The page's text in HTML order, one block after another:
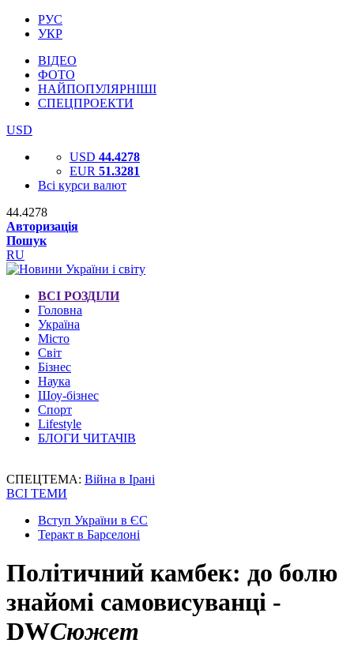
РУС
УКР
ВІДЕО
ФОТО
НАЙПОПУЛЯРНІШІ
СПЕЦПРОЕКТИ
USD
USD 44.4278
EUR 51.3281
Всі курси валют
44.4278
Авторизація
Пошук
RU
ВСІ РОЗДІЛИ
Головна
Україна
Місто
Світ
Бізнес
Наука
Шоу-бізнес
Спорт
Lifestyle
БЛОГИ ЧИТАЧІВ
СПЕЦТЕМА: Війна в Ірані
ВСІ ТЕМИ
Вступ України в ЄС
Теракт в Барселоні
Політичний камбек: до болю
знайомі самовисуванці -
DWСюжет